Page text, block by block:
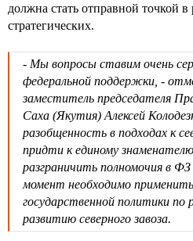
должна стать отправной точкой в
стратегических.
- Мы вопросы ставим очень
федеральной поддержки, -
заместитель председателя
Саха (Якутия) Алексей
разобщенность в подходах к
придти к единому
разграничить полномочия в
момент необходимо
государственной политики
развитию северного завоза.